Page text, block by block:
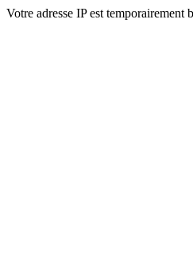
Votre adresse IP est